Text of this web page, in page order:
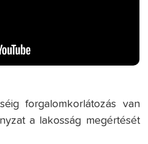
forgalomkorlátozás van
a lakosság megértését